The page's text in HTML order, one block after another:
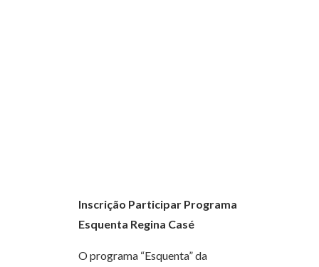
Inscrição Participar Programa
Esquenta Regina Casé
O programa “Esquenta” da